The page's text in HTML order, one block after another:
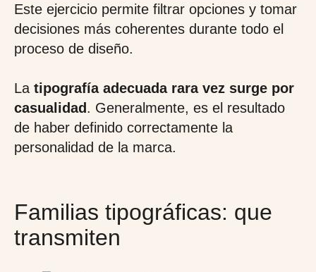
Este ejercicio permite filtrar opciones y tomar
decisiones más coherentes durante todo el
proceso de diseño.
La tipografía adecuada rara vez surge por
casualidad . Generalmente, es el resultado
de haber definido correctamente la
personalidad de la marca.
Familias tipográficas: que
transmiten